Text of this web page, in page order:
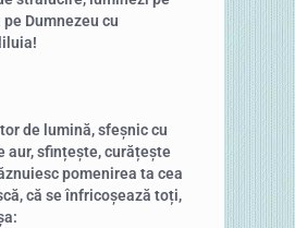
Dumnezeu cu
de lumină, sfeșnic cu
aur, sfințește, curățește
pomenirea ta cea
că se înfricoșează toți,